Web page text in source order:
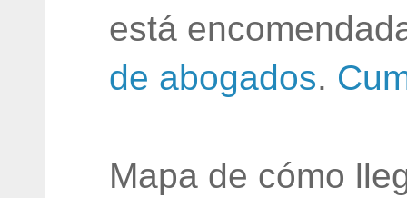
está
de abogados.
Mapa de cómo